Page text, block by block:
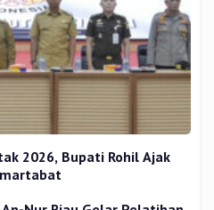
2026, Bupati Rohil Ajak